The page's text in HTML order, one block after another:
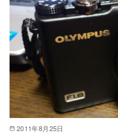
2011年8月25日